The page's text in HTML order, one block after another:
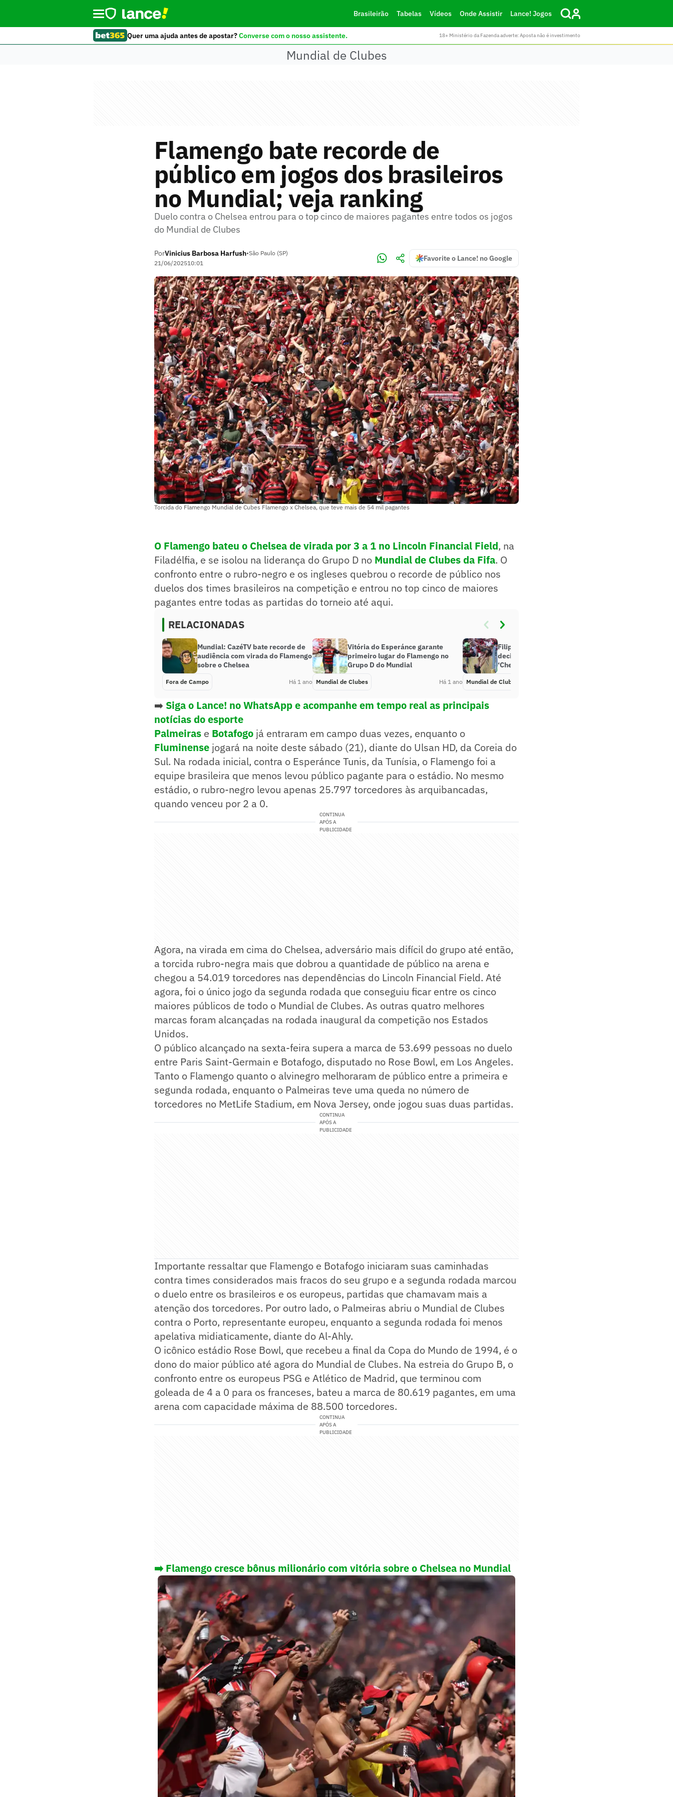
Brasileirão Tabelas Vídeos Onde Assistir Lance! Jogos
Quer uma ajuda antes de apostar?Converse com o nosso assistente. 18+ Ministério da Fazenda adverte: Aposta não é investimento
Mundial de Clubes
Flamengo bate recorde de
público em jogos dos brasileiros
no Mundial; veja ranking
Duelo contra o Chelsea entrou para o top cinco de maiores pagantes entre todos os jogos
do Mundial de Clubes
PorVinicius Barbosa Harfush•São Paulo (SP)
21/06/202510:01
Favorite o Lance! no Google
Torcida do Flamengo Mundial de Cubes Flamengo x Chelsea, que teve mais de 54 mil pagantes
O Flamengo bateu o Chelsea de virada por 3 a 1 no Lincoln Financial Field, na
Filadélfia, e se isolou na liderança do Grupo D no Mundial de Clubes da Fifa. O
confronto entre o rubro-negro e os ingleses quebrou o recorde de público nos
duelos dos times brasileiros na competição e entrou no top cinco de maiores
pagantes entre todas as partidas do torneio até aqui.
RELACIONADAS
Mundial: CazéTV bate recorde de
audiência com virada do Flamengo
sobre o Chelsea
Fora de Campo Há 1 ano
Vitória do Esperánce garante
primeiro lugar do Flamengo no
Grupo D do Mundial
Mundial de Clubes Há 1 ano
Filipe Luís revela mudança
decisiva para vitória do Flamengo:
‘Chelsea sentiu’
Mundial de Clubes
➡️ Siga o Lance! no WhatsApp e acompanhe em tempo real as principais
notícias do esporte
Palmeiras e Botafogo já entraram em campo duas vezes, enquanto o
Fluminense jogará na noite deste sábado (21), diante do Ulsan HD, da Coreia do
Sul. Na rodada inicial, contra o Esperánce Tunis, da Tunísia, o Flamengo foi a
equipe brasileira que menos levou público pagante para o estádio. No mesmo
estádio, o rubro-negro levou apenas 25.797 torcedores às arquibancadas,
quando venceu por 2 a 0.
CONTINUA
APÓS A
PUBLICIDADE
Agora, na virada em cima do Chelsea, adversário mais difícil do grupo até então,
a torcida rubro-negra mais que dobrou a quantidade de público na arena e
chegou a 54.019 torcedores nas dependências do Lincoln Financial Field. Até
agora, foi o único jogo da segunda rodada que conseguiu ficar entre os cinco
maiores públicos de todo o Mundial de Clubes. As outras quatro melhores
marcas foram alcançadas na rodada inaugural da competição nos Estados
Unidos.
O público alcançado na sexta-feira supera a marca de 53.699 pessoas no duelo
entre Paris Saint-Germain e Botafogo, disputado no Rose Bowl, em Los Angeles.
Tanto o Flamengo quanto o alvinegro melhoraram de público entre a primeira e
segunda rodada, enquanto o Palmeiras teve uma queda no número de
torcedores no MetLife Stadium, em Nova Jersey, onde jogou suas duas partidas.
CONTINUA
APÓS A
PUBLICIDADE
Importante ressaltar que Flamengo e Botafogo iniciaram suas caminhadas
contra times considerados mais fracos do seu grupo e a segunda rodada marcou
o duelo entre os brasileiros e os europeus, partidas que chamavam mais a
atenção dos torcedores. Por outro lado, o Palmeiras abriu o Mundial de Clubes
contra o Porto, representante europeu, enquanto a segunda rodada foi menos
apelativa midiaticamente, diante do Al-Ahly.
O icônico estádio Rose Bowl, que recebeu a final da Copa do Mundo de 1994, é o
dono do maior público até agora do Mundial de Clubes. Na estreia do Grupo B, o
confronto entre os europeus PSG e Atlético de Madrid, que terminou com
goleada de 4 a 0 para os franceses, bateu a marca de 80.619 pagantes, em uma
arena com capacidade máxima de 88.500 torcedores.
CONTINUA
APÓS A
PUBLICIDADE
➡️ Flamengo cresce bônus milionário com vitória sobre o Chelsea no Mundial